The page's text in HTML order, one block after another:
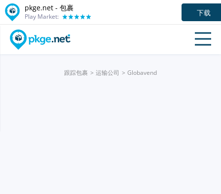
pkge.net - 包裹
Play Market: 下载
跟踪包裹 运输公司 Globavend